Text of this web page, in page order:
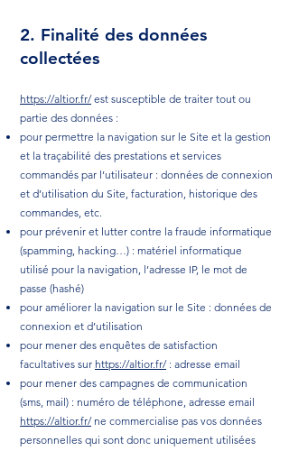
2. Finalité des données
collectées
https://altior.fr/est susceptible de traiter tout ou
partie des données :
pour permettre la navigation sur le Site et la gestion
et la traçabilité des prestations et services
commandés par l’utilisateur : données de connexion
et d’utilisation du Site, facturation, historique des
commandes, etc.
pour prévenir et lutter contre la fraude informatique
(spamming, hacking…) : matériel informatique
utilisé pour la navigation, l’adresse IP, le mot de
passe (hashé)
pour améliorer la navigation sur le Site : données de
connexion et d’utilisation
pour mener des enquêtes de satisfaction
facultatives sur https://altior.fr/: adresse email
pour mener des campagnes de communication
(sms, mail) : numéro de téléphone, adresse email
https://altior.fr/ne commercialise pas vos données
personnelles qui sont donc uniquement utilisées